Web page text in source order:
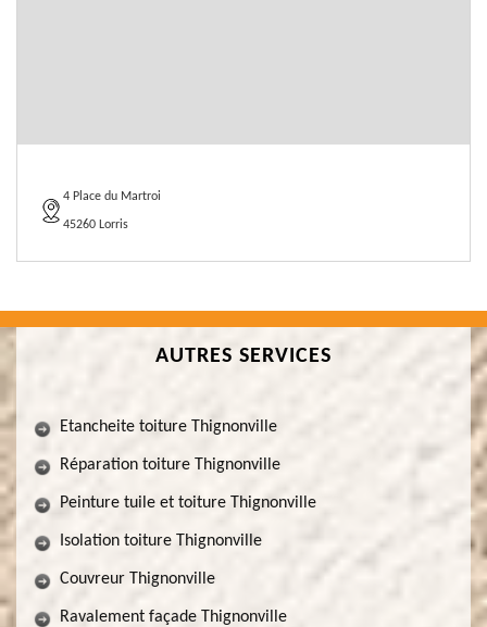
4 Place du Martroi
45260 Lorris
AUTRES SERVICES
Etancheite toiture Thignonville
Réparation toiture Thignonville
Peinture tuile et toiture Thignonville
Isolation toiture Thignonville
Couvreur Thignonville
Ravalement façade Thignonville